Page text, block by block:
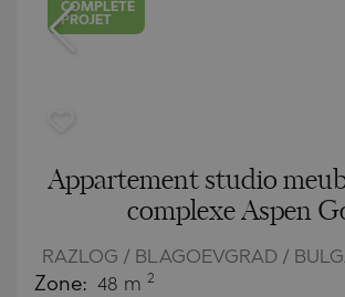
COMPLÉTÉ
PROJET
Appartement studio
complexe Aspen
RAZLOG / BLAGOEVGRAD /
Zone: 48 m 2